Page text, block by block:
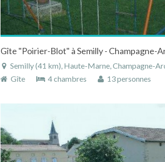
Semilly (41 km), Haute-Marne, Champagne-
Gîte
4 chambres 13 personnes